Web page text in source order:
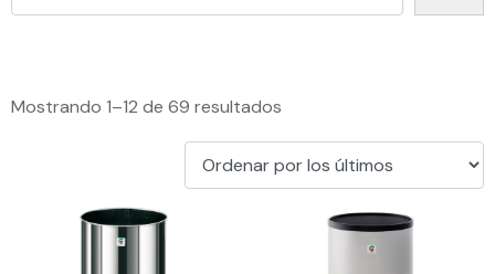
Mostrando 1–12 de 69 resultados